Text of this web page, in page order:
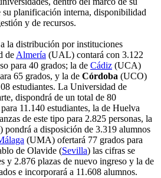
planificación interna, disponibilidad
y de recursos.
la distribución por instituciones
de Almería (UAL) contará con 3.122
para 40 grados; la de Cádiz (UCA)
65 grados, y la de Córdoba (UCO)
estudiantes. La Universidad de
dispondrá de un total de 80
11.140 estudiantes, la de Huelva
de este tipo para 2.825 personas, la
pondrá a disposición de 3.319 alumnos
(UMA) ofertará 77 grados para
de Olavide (Sevilla) las cifras se
y 2.876 plazas de nuevo ingreso y la de
e incorporará a 11.608 alumnos.